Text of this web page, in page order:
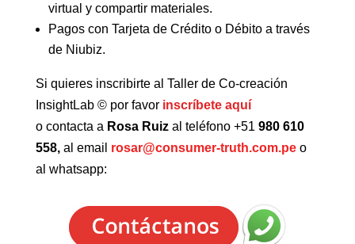
virtual y compartir materiales.
Pagos con Tarjeta de Crédito o Débito a través
de Niubiz.
Si quieres inscribirte al Taller de Co-creación
InsightLab © por favor inscríbete aquí
o contacta a Rosa Ruizal teléfono +51 980 610
558,al email rosar@consumer-truth.com.peo
al whatsapp: